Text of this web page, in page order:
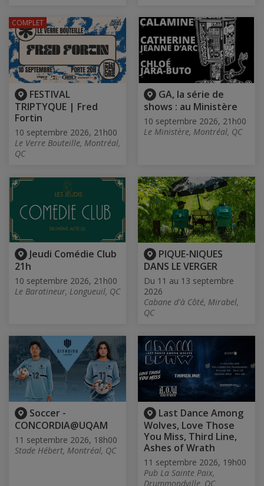
FESTIVAL
TRIPTYQUE | Fred
Fortin
10 septembre 2026, 21h00
Le Verre Bouteille, Montréal,
QC
COMPLET
GA, la série de
shows : au Ministère
10 septembre 2026, 21h00
Le Ministère, Montréal, QC
Jeudi Comédie Club
21h
10 septembre 2026, 21h00
Le Baratineur, Longueuil, QC
PIQUE-NIQUES
DANS LE VERGER
Du 11 au 13 septembre
2026
Cabane d'à Côté, Mirabel,
QC
Soccer -
CONCORDIA@UQAM
11 septembre 2026, 18h00
Stade Hébert, Montréal, QC
Last Dance Among
Wolves, Love Those
You Miss, Third Line,
Ashes of Wrath
11 septembre 2026, 19h00
Pub La Sainte Paix,
Drummondville, QC